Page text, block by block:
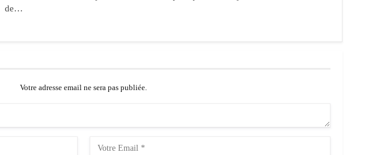
de…
Votre adresse email ne sera pas publiée.